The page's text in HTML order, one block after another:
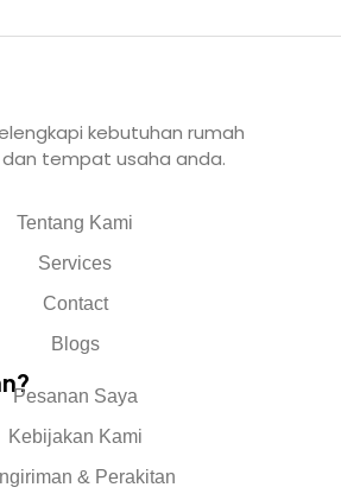
kebutuhan rumah
dan tempat usaha anda.
Tentang Kami
Services
Contact
Blogs
Pesanan Saya
Kebijakan Kami
& Perakitan